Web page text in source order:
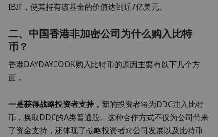
IBIT，使其持有该基金的价值达到近7亿美元。
二、中国香港非加密公司为什么购入比特
币？
香港DAYDAYCOOK购入比特币的原因主要有以下几个方
面，
一是获得战略投资者支持， 新的投资者将为DDC注入比特
币，换取DDC的A类普通股。这种合作方式不仅为公司带来
了资金支持，还体现了战略投资者对公司发展以及比特币